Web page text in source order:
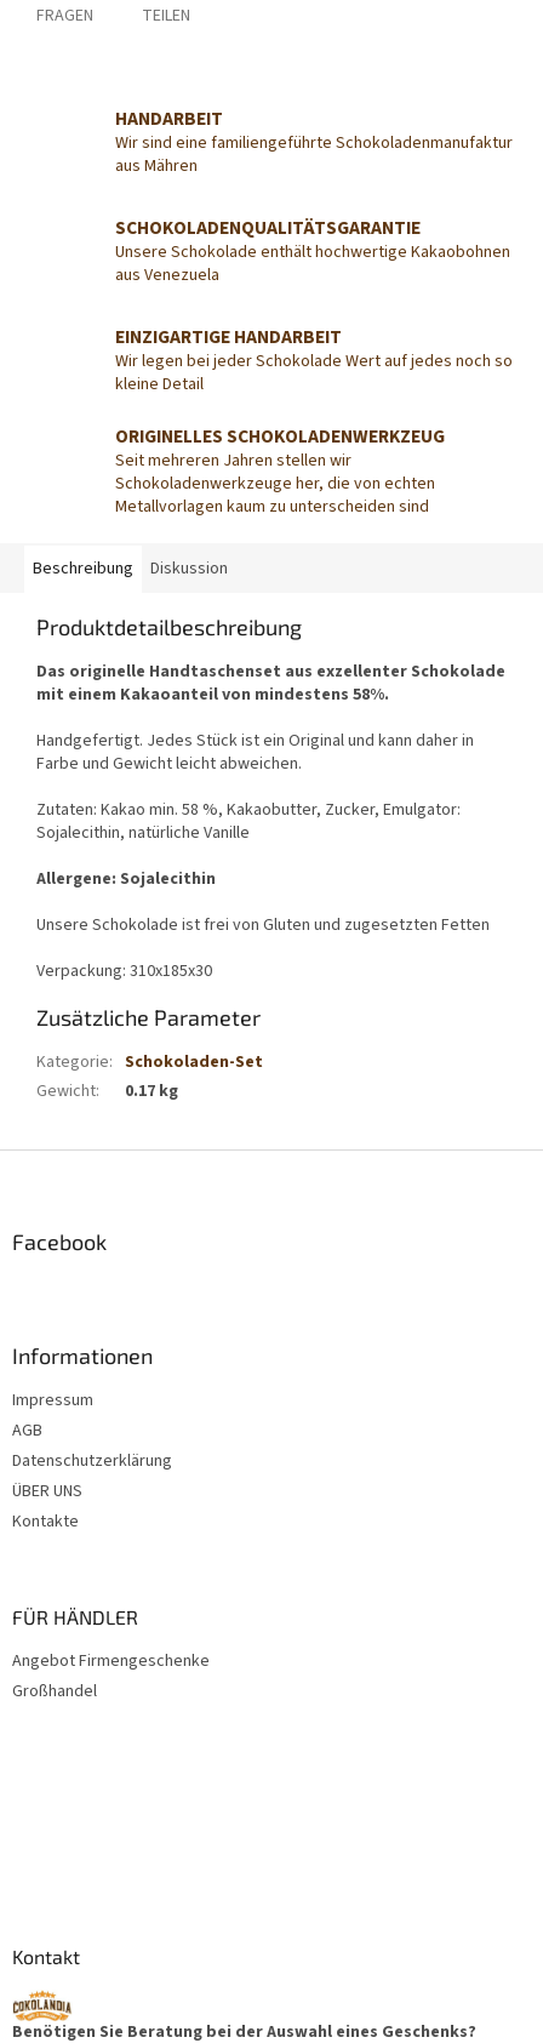
FRAGEN TEILEN
HANDARBEIT
Wir sind eine familiengeführte Schokoladenmanufaktur
aus Mähren
SCHOKOLADENQUALITÄTSGARANTIE
Unsere Schokolade enthält hochwertige Kakaobohnen
aus Venezuela
EINZIGARTIGE HANDARBEIT
Wir legen bei jeder Schokolade Wert auf jedes noch so
kleine Detail
ORIGINELLES SCHOKOLADENWERKZEUG
Seit mehreren Jahren stellen wir
Schokoladenwerkzeuge her, die von echten
Metallvorlagen kaum zu unterscheiden sind
Beschreibung Diskussion
Produktdetailbeschreibung
Das originelle Handtaschenset aus exzellenter Schokolade
mit einem Kakaoanteil von mindestens 58%.
Handgefertigt. Jedes Stück ist ein Original und kann daher in
Farbe und Gewicht leicht abweichen.
Zutaten: Kakao min. 58 %, Kakaobutter, Zucker, Emulgator:
Sojalecithin, natürliche Vanille
Allergene: Sojalecithin
Unsere Schokolade ist frei von Gluten und zugesetzten Fetten
Verpackung: 310x185x30
Zusätzliche Parameter
Kategorie: Schokoladen-Set
Gewicht: 0.17 kg
Facebook
Informationen
Impressum
AGB
Datenschutzerklärung
ÜBER UNS
Kontakte
FÜR HÄNDLER
Angebot Firmengeschenke
Großhandel
Kontakt
Benötigen Sie Beratung bei der Auswahl eines Geschenks?